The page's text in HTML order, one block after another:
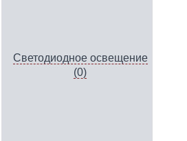
Светодиодное освещение
(0)